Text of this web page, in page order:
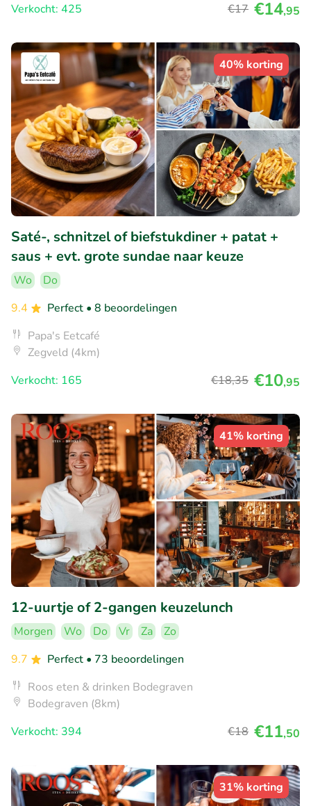
Verkocht: 425
€17 €14,95
40% korting
Saté-, schnitzel of biefstukdiner + patat +
saus + evt. grote sundae naar keuze
Wo
Do
9.4
Perfect • 8 beoordelingen
Papa's Eetcafé
Zegveld (4km)
Verkocht: 165
€18,35 €10,95
41% korting
12-uurtje of 2-gangen keuzelunch
Morgen Wo Do Vr Za
Zo
9.7
Perfect • 73 beoordelingen
Roos eten & drinken Bodegraven
Bodegraven (8km)
Verkocht: 394
€18 €11,50
31% korting